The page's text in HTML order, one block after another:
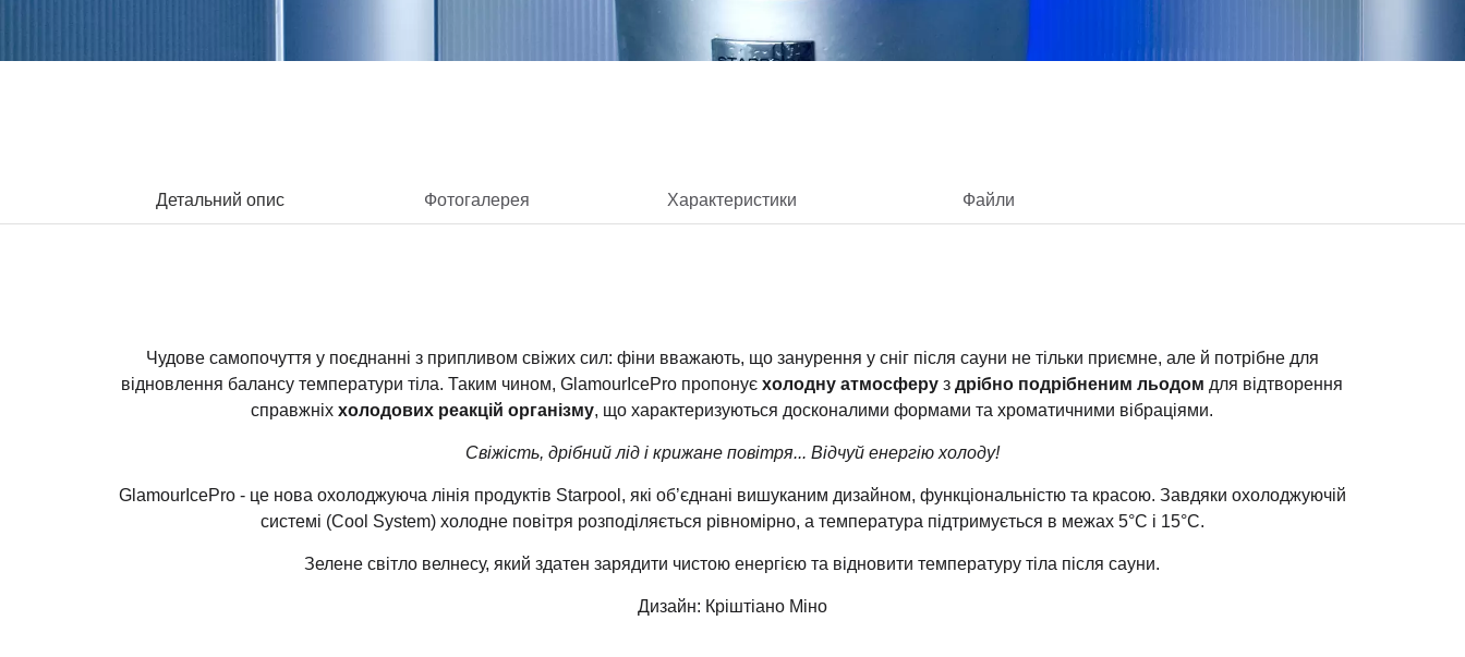
Детальний опис Фотогалерея Характеристики Файли
Чудове самопочуття у поєднанні з припливом свіжих сил: фіни вважають, що занурення у сніг після сауни не тільки приємне, але й потрібне для
відновлення балансу температури тіла. Таким чином, GlamourIcePro пропонуєхолодну атмосферу здрібно подрібненим льодом для відтворення
справжніххолодових реакцій організму, що характеризуються досконалими формами та хроматичними вібраціями.
Свіжість, дрібний лід і крижане повітря... Відчуй енергію холоду!
GlamourIcePro - це нова охолоджуюча лінія продуктів Starpool, які об’єднані вишуканим дизайном, функціональністю та красою. Завдяки охолоджуючій
системі (Cool System) холодне повітря розподіляється рівномірно, а температура підтримується в межах 5°C і 15°C.
Зелене світло велнесу, який здатен зарядити чистою енергією та відновити температуру тіла після сауни.
Дизайн: Кріштіано Міно